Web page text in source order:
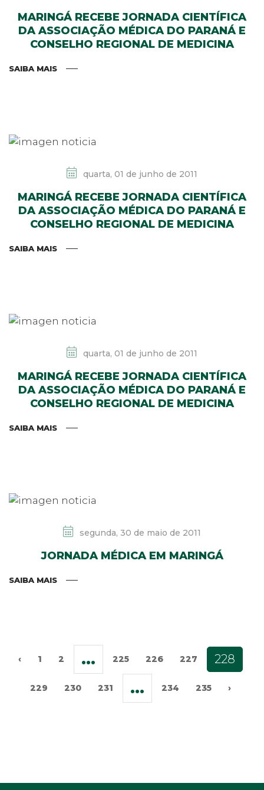
MARINGÁ RECEBE JORNADA CIENTÍFICA
DA ASSOCIAÇÃO MÉDICA DO PARANÁ E
CONSELHO REGIONAL DE MEDICINA
SAIBA MAIS
quarta, 01 de junho de 2011
MARINGÁ RECEBE JORNADA CIENTÍFICA
DA ASSOCIAÇÃO MÉDICA DO PARANÁ E
CONSELHO REGIONAL DE MEDICINA
SAIBA MAIS
quarta, 01 de junho de 2011
MARINGÁ RECEBE JORNADA CIENTÍFICA
DA ASSOCIAÇÃO MÉDICA DO PARANÁ E
CONSELHO REGIONAL DE MEDICINA
SAIBA MAIS
segunda, 30 de maio de 2011
JORNADA MÉDICA EM MARINGÁ
SAIBA MAIS
‹ 1 2 ... 225 226 227 228
229 230 231 ... 234 235 ›